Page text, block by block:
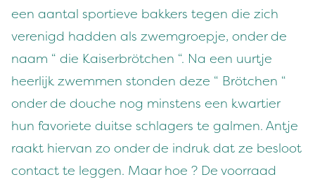
een aantal sportieve bakkers tegen die zich
verenigd hadden als zwemgroepje, onder de
naam “ die Kaiserbrötchen “. Na een uurtje
heerlijk zwemmen stonden deze “ Brötchen “
onder de douche nog minstens een kwartier
hun favoriete duitse schlagers te galmen. Antje
raakt hiervan zo onder de indruk dat ze besloot
contact te leggen. Maar hoe ? De voorraad